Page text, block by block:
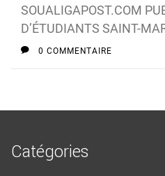
SOUALIGAPOST.COM
D’ÉTUDIANTS SAINT-
0 COMMENTAIRE
Catégories